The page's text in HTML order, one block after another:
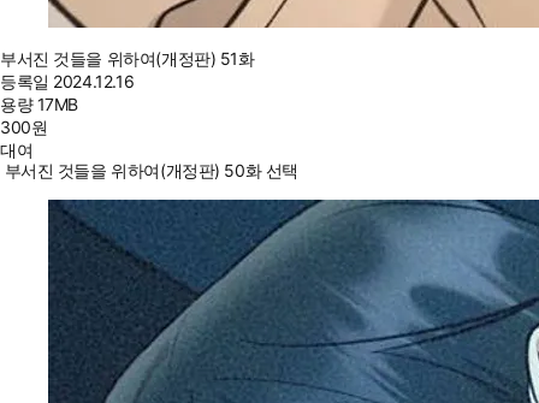
부서진 것들을 위하여(개정판) 51화
등록일 2024.12.16
용량17MB
300원
대여
부서진 것들을 위하여(개정판) 50화 선택